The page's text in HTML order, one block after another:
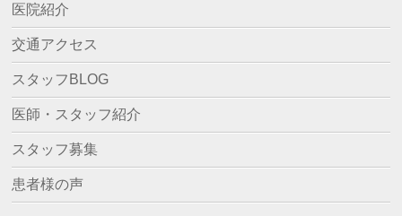
医院紹介
交通アクセス
スタッフBLOG
医師・スタッフ紹介
スタッフ募集
患者様の声